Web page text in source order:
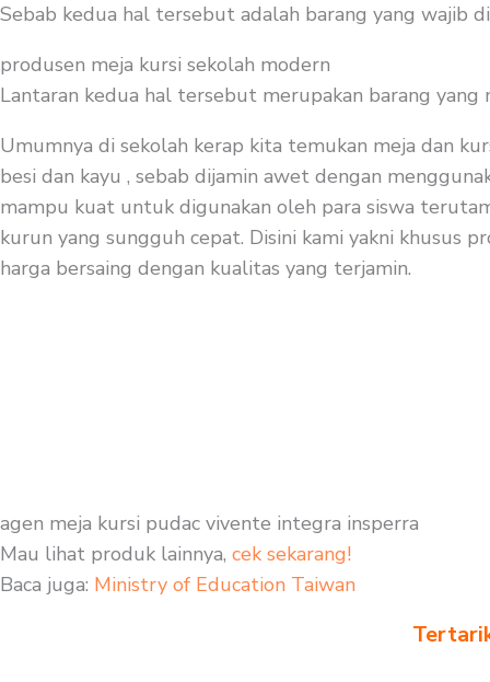
Sebab kedua hal tersebut adalah barang yang wajib
produsen meja kursi sekolah modern
Lantaran kedua hal tersebut merupakan barang
Umumnya di sekolah kerap kita temukan meja dan
besi dan kayu , sebab dijamin awet dengan
mampu kuat untuk digunakan oleh para siswa
kurun yang sungguh cepat. Disini kami yakni khusus
harga bersaing dengan kualitas yang terjamin.
agen meja kursi pudac vivente integra insperra
Mau lihat produk lainnya, cek sekarang!
Baca juga: Ministry of Education Taiwan